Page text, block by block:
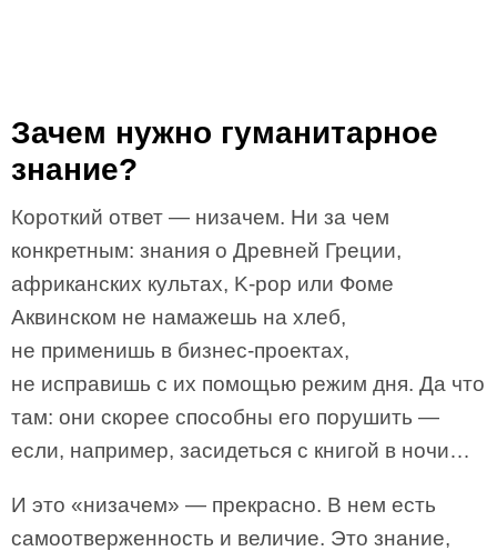
Зачем нужно гуманитарное
знание?
Короткий ответ — низачем. Ни за чем
конкретным: знания о Древней Греции,
африканских культах, K-pop или Фоме
Аквинском не намажешь на хлеб,
не применишь в бизнес-проектах,
не исправишь с их помощью режим дня. Да что
там: они скорее способны его порушить —
если, например, засидеться с книгой в ночи…
И это «низачем» — прекрасно. В нем есть
самоотверженность и величие. Это знание,